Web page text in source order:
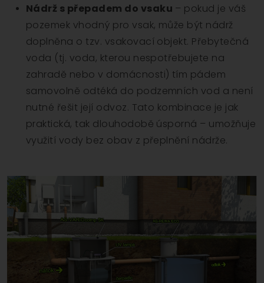
Nádrž s přepadem do vsaku – pokud je váš
pozemek vhodný pro vsak, může být nádrž
doplněna o tzv. vsakovací objekt. Přebytečná
voda (tj. voda, kterou nespotřebujete na
zahradě nebo v domácnosti) tím pádem
samovolně odtéká do podzemních vod a není
nutné řešit její odvoz. Tato kombinace je jak
praktická, tak dlouhodobě úsporná – umožňuje
využití vody bez obav z přeplnění nádrže.